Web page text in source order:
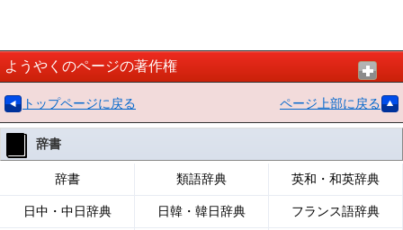
ようやくのページの著作権
トップページに戻る ページ上部に戻る
辞書
辞書 類語辞典 英和・和英辞典
日中・中日辞典 日韓・韓日辞典 フランス語辞典